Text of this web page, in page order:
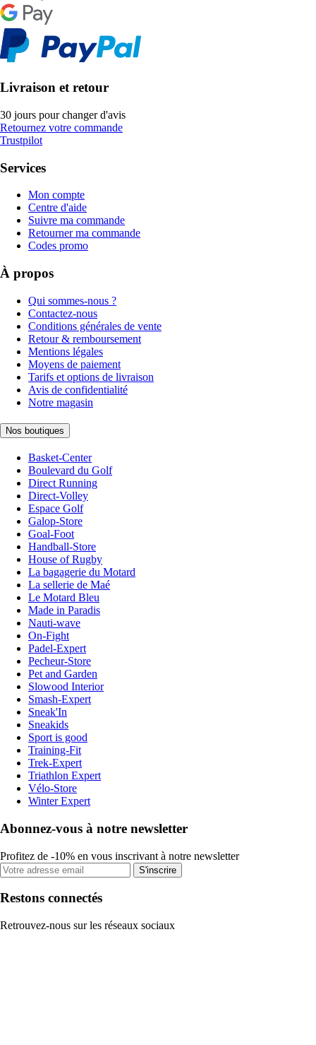
Livraison et retour
30 jours pour changer d'avis
Retournez votre commande
Trustpilot
Services
Mon compte
Centre d'aide
Suivre ma commande
Retourner ma commande
Codes promo
À propos
Qui sommes-nous ?
Contactez-nous
Conditions générales de vente
Retour & remboursement
Mentions légales
Moyens de paiement
Tarifs et options de livraison
Avis de confidentialité
Notre magasin
Nos boutiques
Basket-Center
Boulevard du Golf
Direct Running
Direct-Volley
Espace Golf
Galop-Store
Goal-Foot
Handball-Store
House of Rugby
La bagagerie du Motard
La sellerie de Maé
Le Motard Bleu
Made in Paradis
Nauti-wave
On-Fight
Padel-Expert
Pecheur-Store
Pet and Garden
Slowood Interior
Smash-Expert
Sneak'In
Sneakids
Sport is good
Training-Fit
Trek-Expert
Triathlon Expert
Vélo-Store
Winter Expert
Abonnez-vous à notre newsletter
Profitez de -10% en vous inscrivant à notre newsletter
S'inscrire
Restons connectés
Retrouvez-nous sur les réseaux sociaux